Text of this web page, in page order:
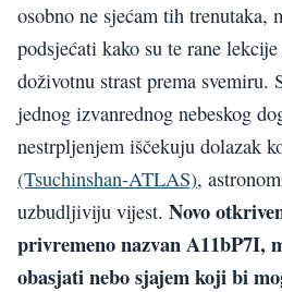
osobno ne sjećam tih trenutaka,
podsjećati kako su te rane
doživotnu strast prema svemiru.
jednog izvanrednog nebeskog
nestrpljenjem iščekuju dolazak
(Tsuchinshan-ATLAS),
uzbudljiviju vijest. Novo
privremeno nazvan A11bP7I,
obasjati nebo sjajem koji bi